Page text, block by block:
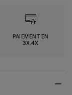
PAIEMENT EN
3X,4X